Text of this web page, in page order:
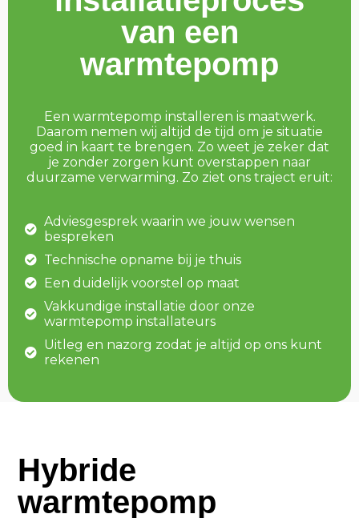
van een
warmtepomp
Een warmtepomp installeren is maatwerk.
Daarom nemen wij altijd de tijd om je situatie
goed in kaart te brengen. Zo weet je zeker dat
je zonder zorgen kunt overstappen naar
duurzame verwarming. Zo ziet ons traject eruit:
Adviesgesprek waarin we jouw wensen
bespreken
Technische opname bij je thuis
Een duidelijk voorstel op maat
Vakkundige installatie door onze
warmtepomp installateurs
Uitleg en nazorg zodat je altijd op ons kunt
rekenen
Hybride
warmtepomp